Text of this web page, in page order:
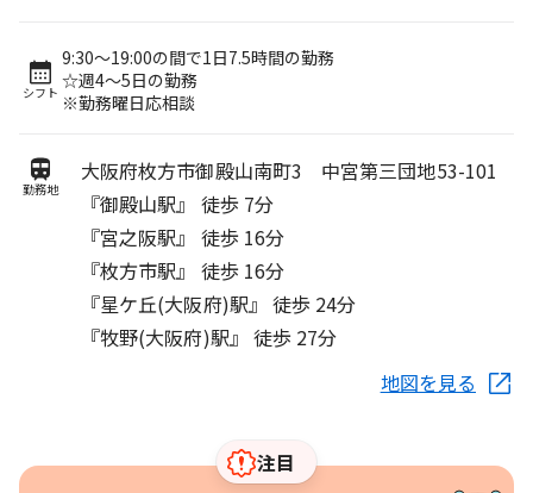
シフト
9:30～19:00の間で1日7.5時間の勤務
☆週4～5日の勤務
※勤務曜日応相談
勤務地
大阪府枚方市御殿山南町3 中宮第三団地53-101
『御殿山駅』 徒歩 7分
『宮之阪駅』 徒歩 16分
『枚方市駅』 徒歩 16分
『星ケ丘(大阪府)駅』 徒歩 24分
『牧野(大阪府)駅』 徒歩 27分
地図を見る
注目